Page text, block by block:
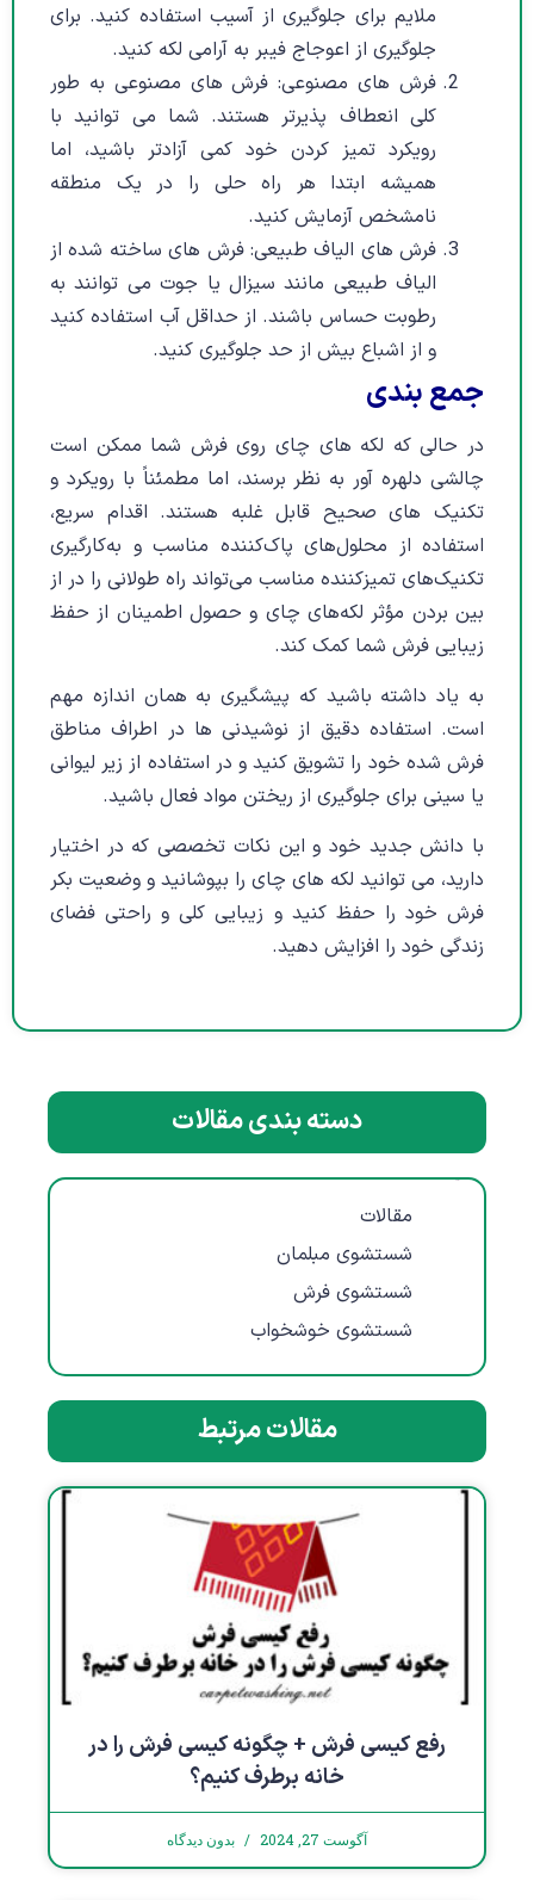
دسته بندی مقالات
مقالات
شستشوی مبلمان
شستشوی فرش
شستشوی خوشخواب
مقالات مرتبط
رفع کیسی فرش + چگونه کیسی فرش را در
خانه برطرف کنیم؟
آگوست 27, 2024 بدون دیدگاه
ملایم برای جلوگیری از آسیب استفاده کنید. برای
جلوگیری از اعوجاج فیبر به آرامی لکه کنید.
فرش های مصنوعی: فرش های مصنوعی به طور
کلی انعطاف پذیرتر هستند. شما می توانید با
رویکرد تمیز کردن خود کمی آزادتر باشید، اما
همیشه ابتدا هر راه حلی را در یک منطقه
نامشخص آزمایش کنید.
فرش های الیاف طبیعی: فرش های ساخته شده از
الیاف طبیعی مانند سیزال یا جوت می توانند به
رطوبت حساس باشند. از حداقل آب استفاده کنید
و از اشباع بیش از حد جلوگیری کنید.
جمع بندی
در حالی که لکه های چای روی فرش شما ممکن است
چالشی دلهره آور به نظر برسند، اما مطمئناً با رویکرد و
تکنیک های صحیح قابل غلبه هستند. اقدام سریع،
استفاده از محلول‌های پاک‌کننده مناسب و به‌کارگیری
تکنیک‌های تمیزکننده مناسب می‌تواند راه طولانی را در از
بین بردن مؤثر لکه‌های چای و حصول اطمینان از حفظ
زیبایی فرش شما کمک کند.
به یاد داشته باشید که پیشگیری به همان اندازه مهم
است. استفاده دقیق از نوشیدنی ها در اطراف مناطق
فرش شده خود را تشویق کنید و در استفاده از زیر لیوانی
یا سینی برای جلوگیری از ریختن مواد فعال باشید.
با دانش جدید خود و این نکات تخصصی که در اختیار
دارید، می توانید لکه های چای را بپوشانید و وضعیت بکر
فرش خود را حفظ کنید و زیبایی کلی و راحتی فضای
زندگی خود را افزایش دهید.